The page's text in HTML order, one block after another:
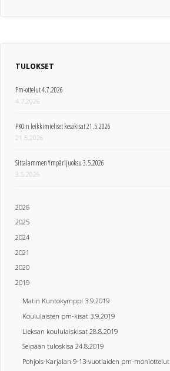
TULOKSET
Pm-ottelut 4.7.2026
4.7.2026
PKO:n leikkimieliset kesäkisat 21.5.2026
21.5.2026
Sittalammen Ympärijuoksu 3.5.2026
3.5.2026
2026
2025
2024
2021
2020
2019
Matin Kuntokymppi 3.9.2019
Koululaisten pm-kisat 3.9.2019
Lieksan koululaiskisat 28.8.2019
Seipään tuloskisa 24.8.2019
Pohjois-Karjalan 9-13-vuotiaiden pm-moniottelut